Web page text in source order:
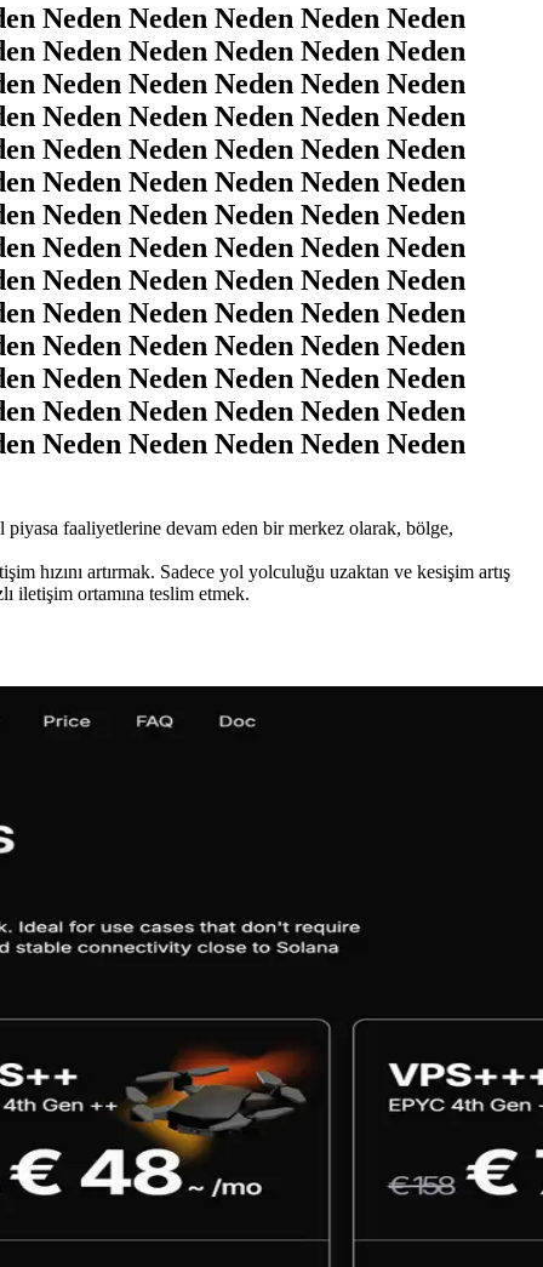
Neden Neden Neden Neden Neden
Neden Neden Neden Neden Neden
Neden Neden Neden Neden Neden
Neden Neden Neden Neden Neden
Neden Neden Neden Neden Neden
Neden Neden Neden Neden Neden
Neden Neden Neden Neden Neden
Neden Neden Neden Neden Neden
Neden Neden Neden Neden Neden
Neden Neden Neden Neden Neden
Neden Neden Neden Neden Neden
Neden Neden Neden Neden Neden
Neden Neden Neden Neden Neden
Neden Neden Neden Neden Neden
faaliyetlerine devam eden bir merkez olarak, bölge,
hızını artırmak. Sadece yol yolculuğu uzaktan ve kesişim artış
iletişim ortamına teslim etmek.